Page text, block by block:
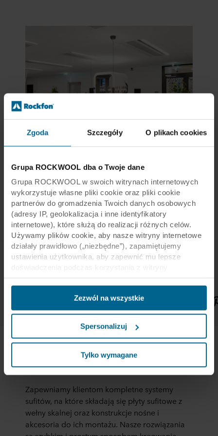
Zgoda Szczegóły O plikach cookies
Grupa ROCKWOOL dba o Twoje dane
Grupa ROCKWOOL w swoich witrynach internetowych
wykorzystuje własne pliki cookie oraz pliki cookie
partnerów do gromadzenia Twoich danych osobowych
(adresy IP, geolokalizacja i inne identyfikatory
internetowe), które służą do realizacji różnych celów.
Używamy plików cookie, aby nasze witryny internetowe
działały prawidłowo („niezbędne”), zapamiętujemy
ustawienia użytkownika, aby zapewnić mu lepsze
(„funkcjonalne”), analizujemy jego zachowanie w celu
optymalizacji witryn („statystyczne”) oraz
ukierunkowujemy nasze treści i reklamy w mediach
społecznościowych i zewnętrznych witrynach
naszych stronach („marketingowe”). Informacje o Twoim
korzystaniu z naszych witryn internetowych mogą być
ujawniane naszym partnerom zajmującym się mediami
społecznościowymi, reklamą i analityką. Nasi partnerzy
biznesowi mogą łączyć te dane z innymi informacjami,
które zostały im przekazane w przeszłości lub które
zebrali w ramach korzystania z ich usług. Partner może
mieć siedzibę w niezabezpieczonych krajach trzecich,
między innymi w Stanach Zjednoczonych, a akceptując
pliki cookie przyjmujesz do wiadomości takie przesyłanie
Zezwól na wszystkie
Spersonalizuj
Tylko wymagane
Skontaktuj się z nami!
Kontakt E-mail
O Rockfon
Zapewniamy klientom kompletne systemy
sufitów, na które składają się płyty sufitowe z
wełny skalnej oraz konstrukcje nośne i
akcesoria do ich montażu. Nasze rozwiązania